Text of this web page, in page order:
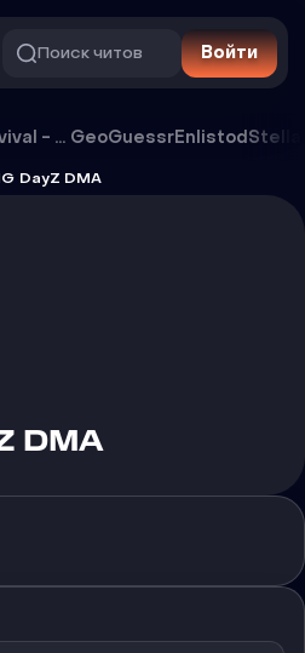
Поиск читов Войти
Oxide Survival - Rust Mobile GeoGuessrEnlistodStella
DayZ DMA
DMA